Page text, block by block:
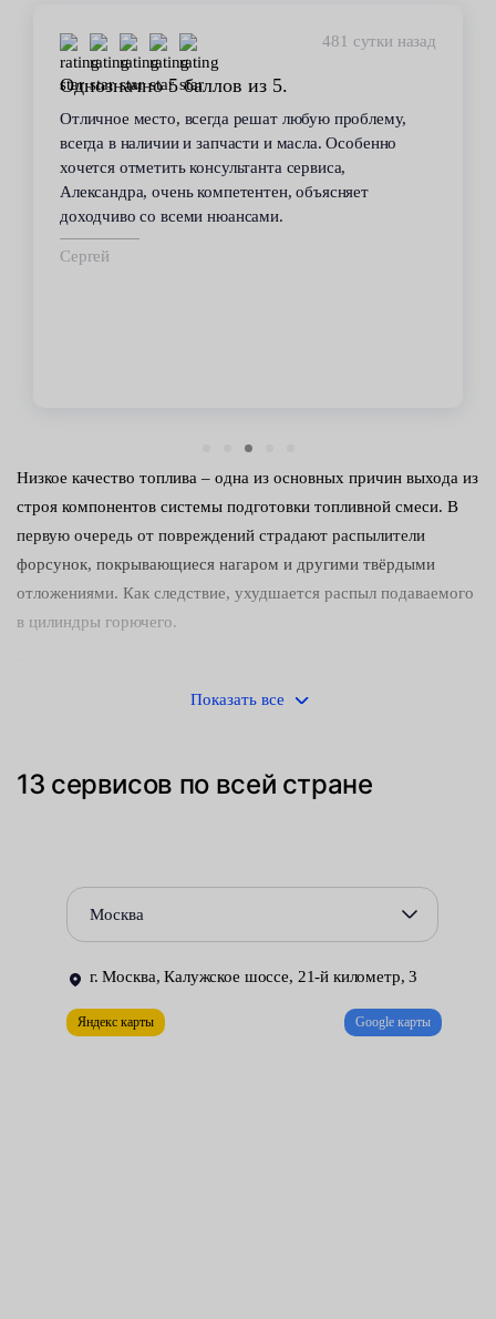
481 сутки назад
Однозначно 5 баллов из 5.
Отличное место, всегда решат любую проблему,
всегда в наличии и запчасти и масла. Особенно
хочется отметить консультанта сервиса,
Александра, очень компетентен, объясняет
доходчиво со всеми нюансами.
Сергей
Низкое качество топлива – одна из основных причин выхода из
строя компонентов системы подготовки топливной смеси. В
первую очередь от повреждений страдают распылители
форсунок, покрывающиеся нагаром и другими твёрдыми
отложениями. Как следствие, ухудшается распыл подаваемого
в цилиндры горючего.
увеличению расхода топлива и количества вредных
веществ, содержащихся в выхлопных газах.
инжекторов позволяет не только избавиться от возникших
проблем, но и продлить срок службы компонентов топливной
Показать все
13 сервисов по всей стране
Москва
г. Москва, Калужское шоссе, 21-й километр, 3
Яндекс карты Google карты